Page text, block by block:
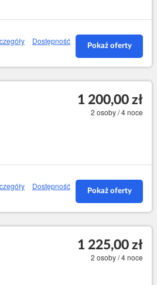
Dostępność
Pokaż oferty
1 200,00 zł
2 osoby / 4 noce
Dostępność
Pokaż oferty
1 225,00 zł
2 osoby / 4 noce